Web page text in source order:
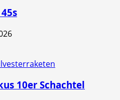
10er Schachtel